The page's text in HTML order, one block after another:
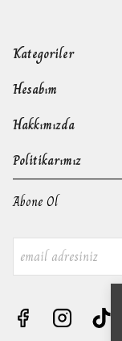
Kategoriler
Hesabım
Hakkımızda
Politikarımız
Abone Ol